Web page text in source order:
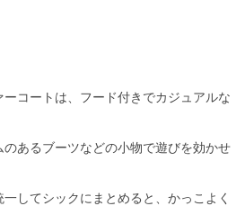
コートは、フード付きでカジュアルな
あるブーツなどの小物で遊びを効かせ
してシックにまとめると、かっこよく